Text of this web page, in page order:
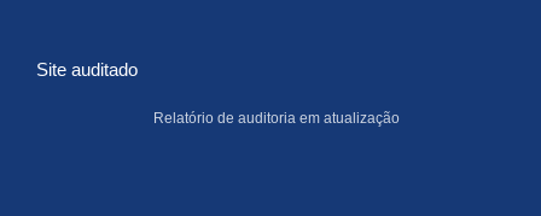
Site auditado
Relatório de auditoria em atualização